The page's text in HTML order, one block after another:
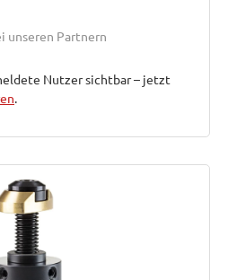
unseren Partnern
Nutzer sichtbar – jetzt
.